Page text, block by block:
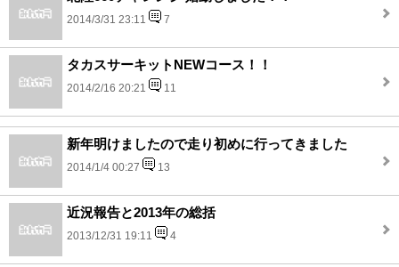
2014/3/31 23:11 7
タカスサーキットNEWコース！！
2014/2/16 20:21 11
新年明けましたので走り初めに行ってきました
2014/1/4 00:27 13
近況報告と2013年の総括
2013/12/31 19:11 4